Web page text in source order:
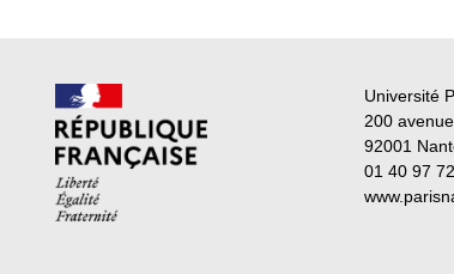
Université
200
92001
01 40 97